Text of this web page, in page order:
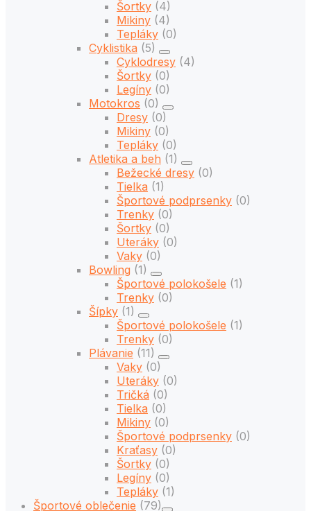
Šortky (4)
Mikiny (4)
Tepláky (0)
Cyklistika (5)
Cyklodresy (4)
Šortky (0)
Legíny (0)
Motokros (0)
Dresy (0)
Mikiny (0)
Tepláky (0)
Atletika a beh (1)
Bežecké dresy (0)
Tielka (1)
Športové podprsenky (0)
Trenky (0)
Šortky (0)
Uteráky (0)
Vaky (0)
Bowling (1)
Športové polokošele (1)
Trenky (0)
Šípky (1)
Športové polokošele (1)
Trenky (0)
Plávanie (11)
Vaky (0)
Uteráky (0)
Tričká (0)
Tielka (0)
Mikiny (0)
Športové podprsenky (0)
Kraťasy (0)
Šortky (0)
Legíny (0)
Tepláky (1)
Športové oblečenie (79)